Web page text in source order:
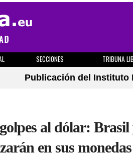
SECCIONES TRIBUNA
Publicación del Instituto
al dólar:
en sus monedas